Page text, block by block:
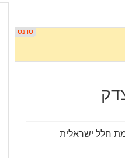
חלל ישראלית